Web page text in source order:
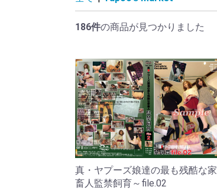
186件の商品が見つかりました
真・ヤプーズ娘達の最も残酷な家
畜人監禁飼育～file.02